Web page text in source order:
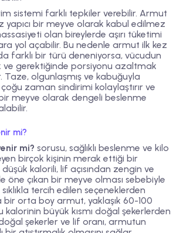
sistemi farklı tepkiler verebilir. Armut
bir meyve olarak kabul edilmez
olan bireylerde aşırı tüketimi
yol açabilir. Bu nedenle armut ilk kez
farklı bir türü deneniyorsa, vücudun
ve gerektiğinde porsiyonu azaltmak
Taze, olgunlaşmış ve kabuğuyla
zaman sindirimi kolaylaştırır ve
meyve olarak dengeli beslenme
mi?
mi? sorusu, sağlıklı beslenme ve kilo
birçok kişinin merak ettiği bir
kalorili, lif açısından zengin ve
öne çıkan bir meyve olması sebebiyle
tercih edilen seçeneklerden
orta boy armut, yaklaşık 60-100
kalorinin büyük kısmı doğal şekerlerden
şekerler ve lif oranı, armutun